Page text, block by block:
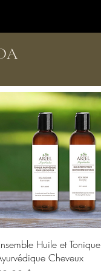
Aperçu rapide
Huile et Tonique
Cheveux